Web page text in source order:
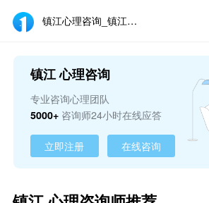
镇江心理咨询_镇江心理咨询师在线_镇江心理咨询医生推荐 - 壹点灵
镇江 心理咨询
专业咨询心理团队
5000+ 咨询师24小时在线应答
立即注册 在线咨询